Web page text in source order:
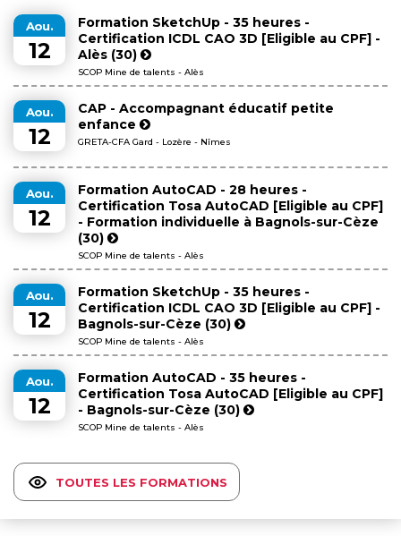
Aou.
12
Formation SketchUp - 35 heures -
Certification ICDL CAO 3D [Eligible au CPF] -
Alès (30)
SCOP Mine de talents - Alès
Aou.
12
CAP - Accompagnant éducatif petite
enfance
GRETA-CFA Gard - Lozère - Nîmes
Aou.
12
Formation AutoCAD - 28 heures -
Certification Tosa AutoCAD [Eligible au CPF]
- Formation individuelle à Bagnols-sur-Cèze
(30)
SCOP Mine de talents - Alès
Aou.
12
Formation SketchUp - 35 heures -
Certification ICDL CAO 3D [Eligible au CPF] -
Bagnols-sur-Cèze (30)
SCOP Mine de talents - Alès
Aou.
12
Formation AutoCAD - 35 heures -
Certification Tosa AutoCAD [Eligible au CPF]
- Bagnols-sur-Cèze (30)
SCOP Mine de talents - Alès
TOUTES LES FORMATIONS